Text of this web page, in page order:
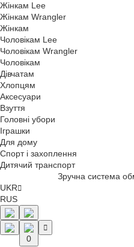
Жінкам Lee
Жінкам Wrangler
Жінкам
Чоловікам Lee
Чоловікам Wrangler
Чоловікам
Дівчатам
Хлопцям
Аксесуари
Взуття
Головні убори
Іграшки
Для дому
Спорт і захоплення
Дитячий транспорт
Зручна система
UKR
RUS
0